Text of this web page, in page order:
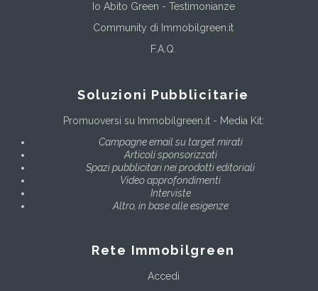
Io Abito Green - Testimonianze
Community di Immobilgreen.it
F.A.Q.
Soluzioni Pubblicitarie
Promuoversi su Immobilgreen.it - Media Kit:
Campagne email su target mirati
Articoli sponsorizzati
Spazi pubblicitari nei prodotti editoriali
Video approfondimenti
Interviste
Altro, in base alle esigenze
Rete Immobilgreen
Accedi